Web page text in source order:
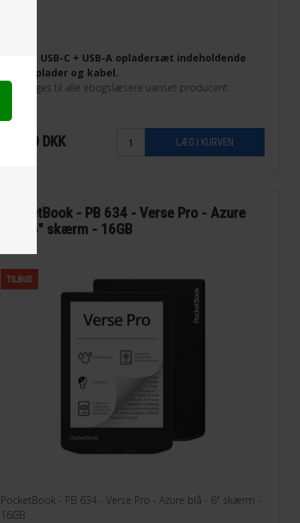
Voxlink USB-C + USB-A opladersæt indeholdende
både oplader og kabel.
Kan bruges til alle ebogslæsere uanset producent.
149,00 DKK
PocketBook - PB 634 - Verse Pro - Azure
blå - 6" skærm - 16GB
TILBUD
PocketBook - PB 634 - Verse Pro - Azure blå - 6" skærm -
16GB